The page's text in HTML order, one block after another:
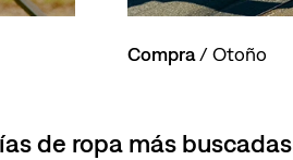
Compra/ Otoño
de ropa más buscadas